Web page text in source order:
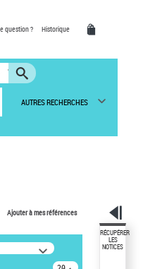
question ? Historique
AUTRES RECHERCHES
Ajouter à mes références
RÉCUPÉRER
LES
NOTICES